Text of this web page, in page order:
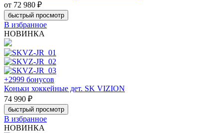
от 72 980 ₽
быстрый просмотр
В избранное
НОВИНКА
+2999 бонусов
Коньки хоккейные дет. SK VIZION
74 990 ₽
быстрый просмотр
В избранное
НОВИНКА